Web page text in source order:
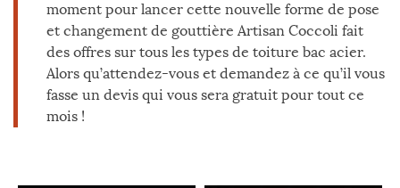
moment pour lancer cette nouvelle forme de pose
et changement de gouttière Artisan Coccoli fait
des offres sur tous les types de toiture bac acier.
Alors qu’attendez-vous et demandez à ce qu’il vous
fasse un devis qui vous sera gratuit pour tout ce
mois !